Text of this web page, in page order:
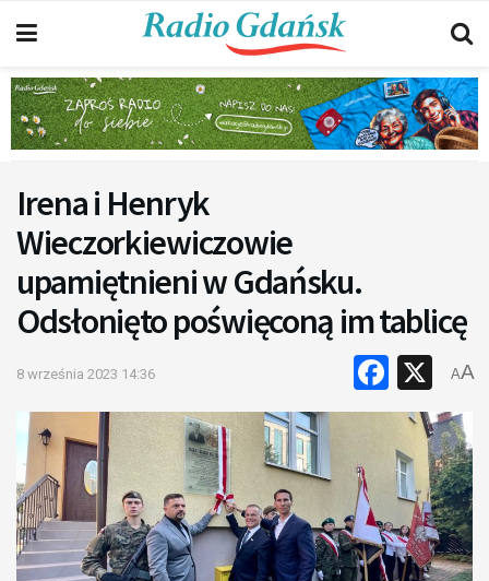
Irena i Henryk
Wieczorkiewiczowie
upamiętnieni w Gdańsku.
Odsłonięto poświęconą im tablicę
8 września 2023 14:36 X
AA